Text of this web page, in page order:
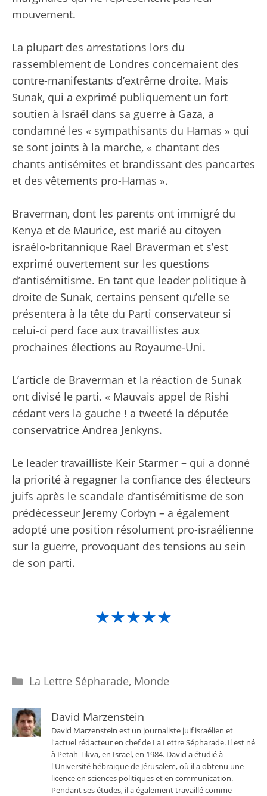
mouvement.
La plupart des arrestations lors du
rassemblement de Londres concernaient des
contre-manifestants d’extrême droite. Mais
Sunak, qui a exprimé publiquement un fort
soutien à Israël dans sa guerre à Gaza, a
condamné les « sympathisants du Hamas » qui
se sont joints à la marche, « chantant des
chants antisémites et brandissant des pancartes
et des vêtements pro-Hamas ».
Braverman, dont les parents ont immigré du
Kenya et de Maurice, est marié au citoyen
israélo-britannique Rael Braverman et s’est
exprimé ouvertement sur les questions
d’antisémitisme. En tant que leader politique à
droite de Sunak, certains pensent qu’elle se
présentera à la tête du Parti conservateur si
celui-ci perd face aux travaillistes aux
prochaines élections au Royaume-Uni.
L’article de Braverman et la réaction de Sunak
ont ​​divisé le parti. « Mauvais appel de Rishi
cédant vers la gauche ! a tweeté la députée
conservatrice Andrea Jenkyns.
Le leader travailliste Keir Starmer – qui a donné
la priorité à regagner la confiance des électeurs
juifs après le scandale d’antisémitisme de son
prédécesseur Jeremy Corbyn – a également
adopté une position résolument pro-israélienne
sur la guerre, provoquant des tensions au sein
de son parti.
★★★★★
Catégories
La Lettre Sépharade, Monde
David Marzenstein
David Marzenstein est un journaliste juif israélien et
l'actuel rédacteur en chef de La Lettre Sépharade. Il est né
à Petah Tikva, en Israël, en 1984. David a étudié à
l'Université hébraïque de Jérusalem, où il a obtenu une
licence en sciences politiques et en communication.
Pendant ses études, il a également travaillé comme